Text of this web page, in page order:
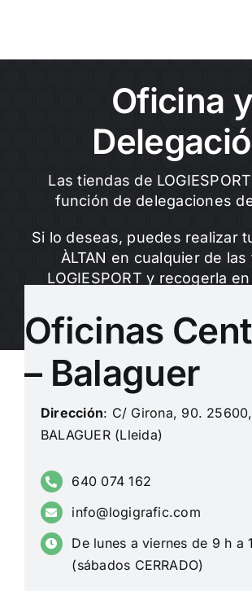
Oficina y
Las tiendas de
función de delegaciones
Si lo deseas, puedes realizar
ÀLTAN en cualquier de las
LOGIESPORT y recogerla
Oficinas
– Balaguer
Dirección: C/ Girona, 90. 25600,
BALAGUER (Lleida)
640 074 162
info@logigrafic.com
De lunes a viernes de 9 h a
(sábados CERRADO)